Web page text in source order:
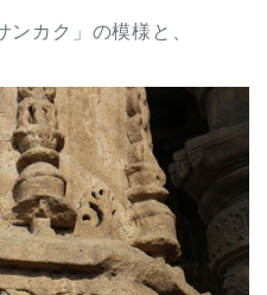
カク」の模様と、